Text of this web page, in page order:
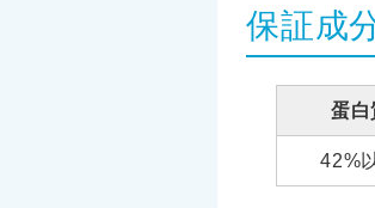
保証成
蛋白
42%